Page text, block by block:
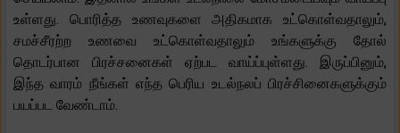
உள்ளது. பொரித்த உணவுகளை அதிகமாக உட்கொள்வதாலும்,
சமச்சீரற்ற உணவை உட்கொள்வதாலும் உங்களுக்கு தோல்
தொடர்பான பிரச்சனைகள் ஏற்பட வாய்ப்புள்ளது. இருப்பினும்,
இந்த வாரம் நீங்கள் எந்த பெரிய உடல்நலப் பிரச்சினைகளுக்கும்
பயப்பட வேண்டாம்.